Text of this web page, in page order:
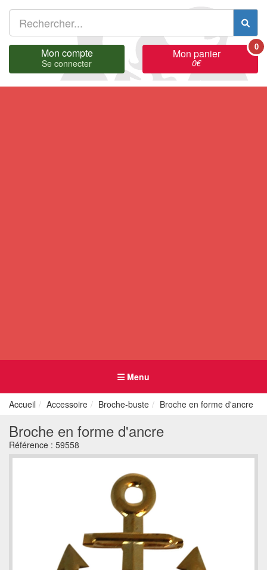
Mon compte
Se connecter
Mon panier
0€
0
Menu
Accueil Accessoire Broche-buste Broche en forme d'ancre
Broche en forme d'ancre
Référence : 59558